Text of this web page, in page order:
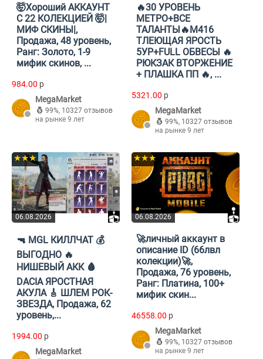
🤯Хороший АККАУНТ
С 22 КОЛЕКЦИЕЙ 🤯|
МИФ СКИНЫ|,
Продажа, 48 уровень,
Ранг: Золото, 1-9
мифик скинов, ...
984.00 p
MegaMarket
99%, 10327 отзывов
на рынке 9 лет
🔥30 УРОВЕНЬ
МЕТРО+ВСЕ
ТАЛАНТЫ🔥М416
ТЛЕЮЩАЯ ЯРОСТЬ
5УР+FULL ОБВЕСЫ 🔥
РЮКЗАК ВТОРЖЕНИЕ
+ ПЛАШКА ПП 🔥, ...
5321.00 p
MegaMarket
99%, 10327 отзывов
на рынке 9 лет
06.08.2026
★★★
🔫 MGL КИЛЛЧАТ 💰
ВЫГОДНО 🔥
НИШЕВЫЙ АКК 🩸
DACIA ЯРОСТНАЯ
АКУЛА 🎸 ШЛЕМ РОК-
ЗВЕЗДА, Продажа, 62
уровень,...
1994.00 p
MegaMarket
06.08.2026
★★★
🚀личный аккаунт в
описание ID (66лвл
колекции)🚀,
Продажа, 76 уровень,
Ранг: Платина, 100+
мифик скин...
46558.00 p
MegaMarket
99%, 10327 отзывов
на рынке 9 лет